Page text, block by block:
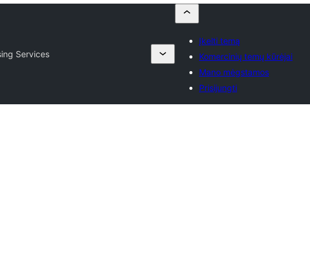
Services
Įkelti temą
Komercinių temų kūrėjai
Mano mėgstamos
Prisijungti